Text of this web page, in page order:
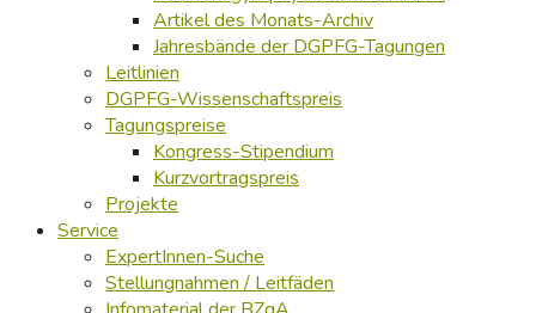
Artikel des Monats-Archiv
Jahresbände der DGPFG-Tagungen
Leitlinien
DGPFG-Wissenschaftspreis
Tagungspreise
Kongress-Stipendium
Kurzvortragspreis
Projekte
Service
ExpertInnen-Suche
Stellungnahmen / Leitfäden